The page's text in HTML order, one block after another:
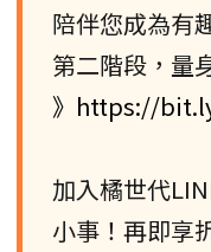
陪伴您成為有
第二階段，量
》https://
加入橘世代
小事！再即享